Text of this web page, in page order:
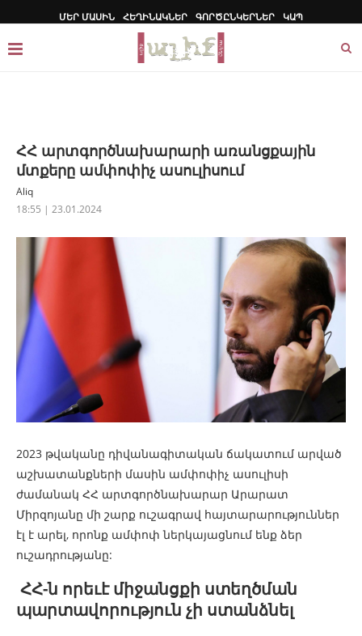
ՄԵՐ ՄԱՍԻՆ ՀԵՂԻՆԱԿՆԵՐ ԳՈՐԾԸՆԿԵՐՆԵՐ ԿԱՊ
ՀՀ արտգործնախարարի առանցքային
մտքերը ամփոփիչ ասուլիսում
Aliq
18:55 | 23.01.2024
2023 թվականը դիվանագիտական ճակատում արված
աշխատանքների մասին ամփոփիչ ասուլիսի
ժամանակ ՀՀ արտգործնախարար Արարատ
Միրզոյանը մի շարք ուշագրավ հայտարարություններ
էլ է արել, որոնք ամփոփ ներկայացնում ենք ձեր
ուշադրությանը:
ՀՀ-ն որեւէ միջանցքի ստեղծման
պարտավորություն չի ստանձնել